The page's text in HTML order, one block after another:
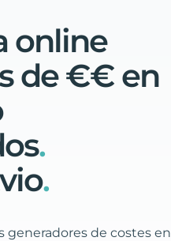
online
de €€ en
.
.
generadores de costes en